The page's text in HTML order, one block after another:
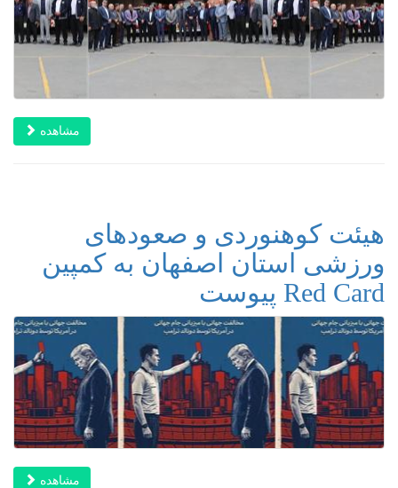
مشاهده
هیئت کوهنوردی و صعودهای
ورزشی استان اصفهان به کمپین
Red Card پیوست
مشاهده